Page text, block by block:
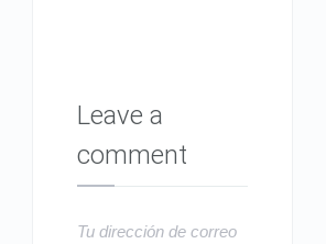
Leave a
comment
Tu dirección de correo